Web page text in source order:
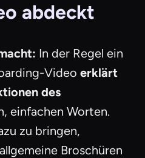
abdeckt
In der Regel ein
Video erklärt
des
einfachen Worten.
zu bringen,
Broschüren